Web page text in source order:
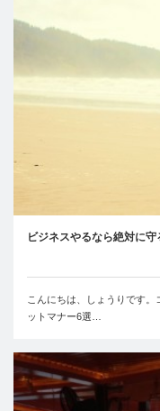
ビジネスやるなら絶対に
こんにちは、しょうりです
ットマナー6選…